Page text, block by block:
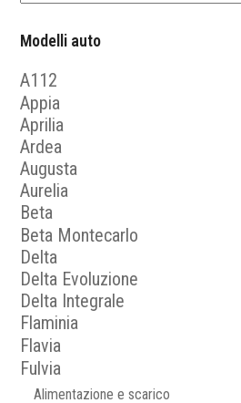
Modelli auto
A112
Appia
Aprilia
Ardea
Augusta
Aurelia
Beta
Beta Montecarlo
Delta
Delta Evoluzione
Delta Integrale
Flaminia
Flavia
Fulvia
Alimentazione e scarico